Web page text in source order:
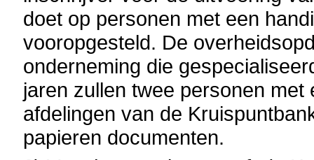
doet op personen met een
vooropgesteld. De
onderneming die
jaren zullen twee personen
afdelingen van de
papieren documenten.